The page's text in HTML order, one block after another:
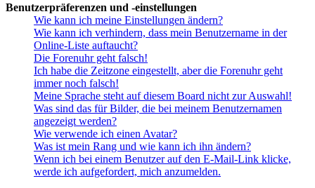
Benutzerpräferenzen und -einstellungen
Wie kann ich meine Einstellungen ändern?
Wie kann ich verhindern, dass mein Benutzername in der
Online-Liste auftaucht?
Die Forenuhr geht falsch!
Ich habe die Zeitzone eingestellt, aber die Forenuhr geht
immer noch falsch!
Meine Sprache steht auf diesem Board nicht zur Auswahl!
Was sind das für Bilder, die bei meinem Benutzernamen
angezeigt werden?
Wie verwende ich einen Avatar?
Was ist mein Rang und wie kann ich ihn ändern?
Wenn ich bei einem Benutzer auf den E-Mail-Link klicke,
werde ich aufgefordert, mich anzumelden.